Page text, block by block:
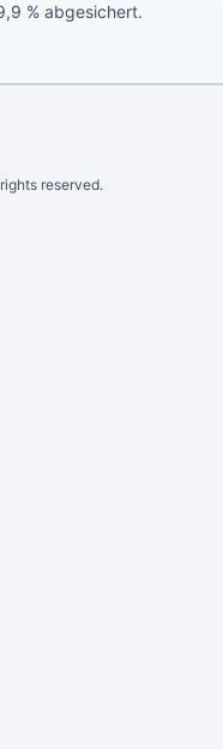
% abgesichert.
reserved.